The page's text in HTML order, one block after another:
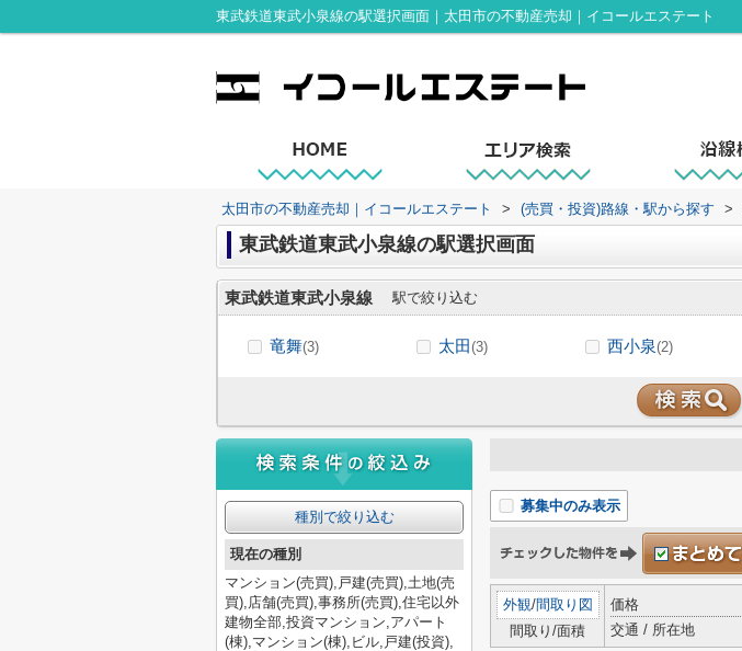
東武鉄道東武小泉線の駅選択画面｜太田市の不動産売却｜イコールエステート
太田市の不動産売却｜イコールエステート > (売買・投資)路線・駅から探す >
東武鉄道東武小泉線の駅選択画面
東武鉄道東武小泉線 駅で絞り込む
竜舞(3) 太田(3) 西小泉(2)
募集中のみ表示
外観/間取り図
間取り/面積
価格
交通 / 所在地
種別で絞り込む
現在の種別
マンション(売買),戸建(売買),土地(売
買),店舗(売買),事務所(売買),住宅以外
建物全部,投資マンション,アパート
(棟),マンション(棟),ビル,戸建(投資),